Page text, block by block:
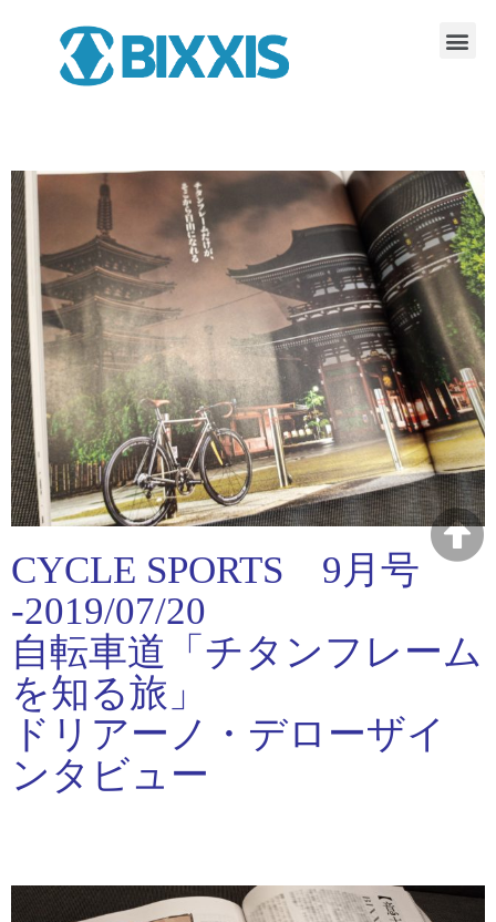
CYCLE SPORTS 9月号
-2019/07/20
自転車道「チタンフレーム
を知る旅」
ドリアーノ・デローザイ
ンタビュー